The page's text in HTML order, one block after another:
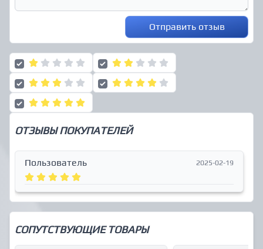
Отправить отзыв
ОТЗЫВЫ ПОКУПАТЕЛЕЙ
Пользователь 2025-02-19
СОПУТСТВУЮЩИЕ ТОВАРЫ